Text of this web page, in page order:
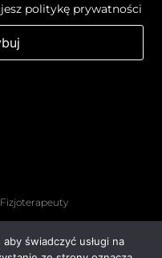
politykę prywatności
świadczyć usługi na